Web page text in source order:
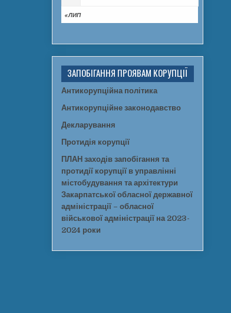
« ЛИП
ЗАПОБІГАННЯ ПРОЯВАМ КОРУПЦІЇ
Антикорупційна політика
Антикорупційне законодавство
Декларування
Протидія корупції
ПЛАН заходів запобігання та
протидії корупції в управлінні
містобудування та архітектури
Закарпатської обласної державної
адміністрації – обласної
військової адміністрації на 2023-
2024 роки